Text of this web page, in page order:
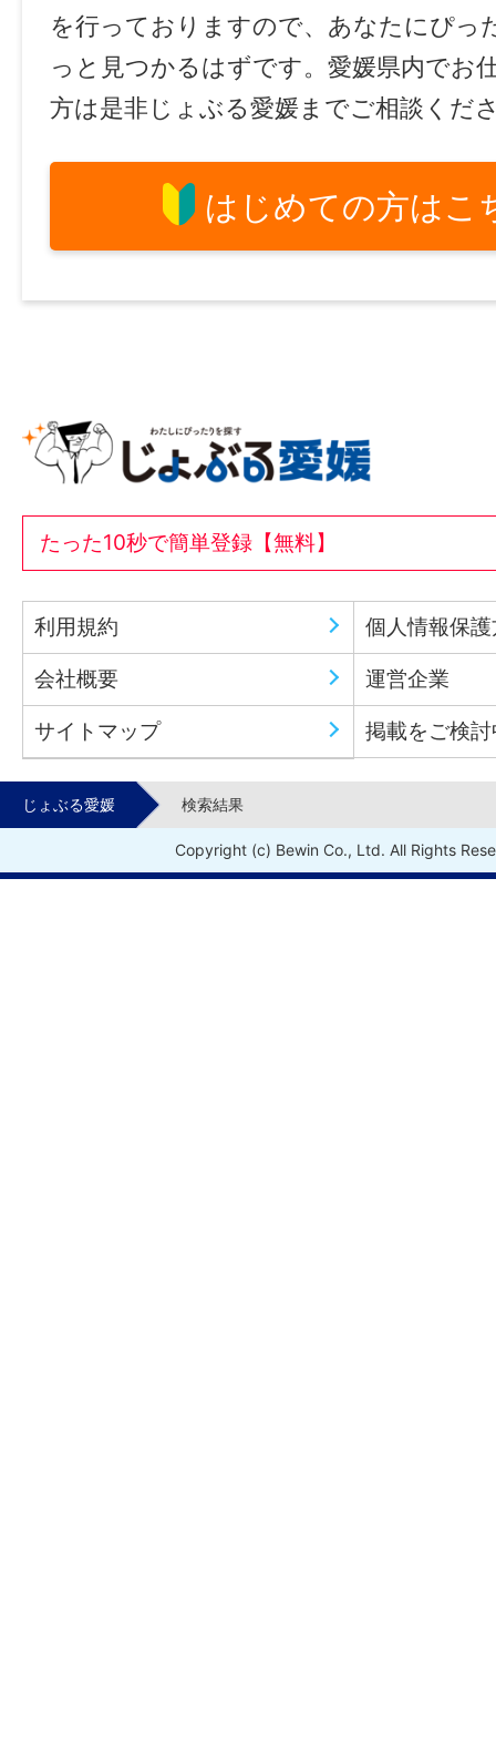
を行っておりますので、あなたにぴっ
っと見つかるはずです。愛媛県内でお
方は是非じょぶる愛媛までご相談くだ
はじめての方はこ
たった10秒で簡単登録【無料】
利用規約 個人情報保
会社概要 運営企業
サイトマップ 掲載をご検
じょぶる愛媛 検索結果
Copyright (c) Bewin Co., Ltd. All Rights